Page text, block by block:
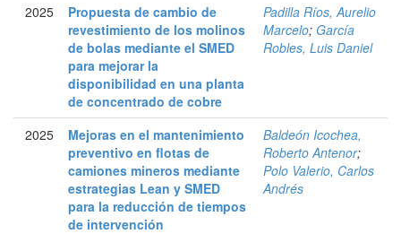
2025
Propuesta de cambio de
revestimiento de los molinos
de bolas mediante el SMED
para mejorar la
disponibilidad en una planta
de concentrado de cobre
Padilla Ríos, Aurelio
Marcelo; García
Robles, Luis Daniel
2025
Mejoras en el mantenimiento
preventivo en flotas de
camiones mineros mediante
estrategias Lean y SMED
para la reducción de tiempos
de intervención
Baldeón Icochea,
Roberto Antenor;
Polo Valerio, Carlos
Andrés